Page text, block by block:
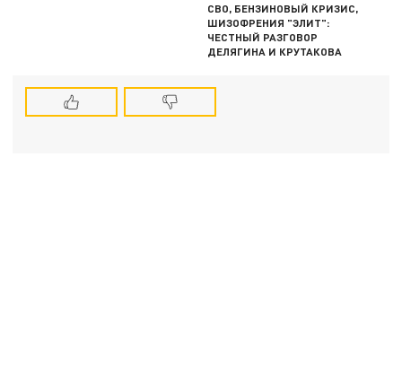
СВО, БЕНЗИНОВЫЙ КРИЗИС,
ШИЗОФРЕНИЯ "ЭЛИТ":
ЧЕСТНЫЙ РАЗГОВОР
ДЕЛЯГИНА И КРУТАКОВА